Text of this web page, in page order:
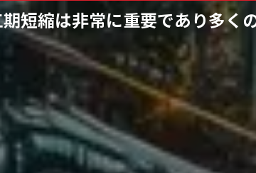
短縮は非常に重要であり多く